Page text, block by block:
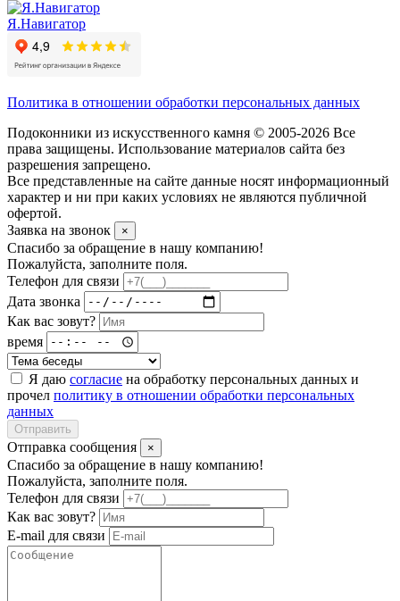
Я.Навигатор
Политика в отношении обработки персональных данных
Подоконники из искусственного камня © 2005-2026 Все
права защищены. Использование материалов сайта без
разрешения запрещено.
Все представленные на сайте данные носят информационный
характер и ни при каких условиях не являются публичной
офертой.
Заявка на звонок
×
Спасибо за обращение в нашу компанию!
Пожалуйста, заполните поля.
Телефон для связи
Дата звонка
Как вас зовут?
время
Я даю согласие на обработку персональных данных и
прочел политику в отношении обработки персональных
данных
Отправить
Отправка сообщения ×
Спасибо за обращение в нашу компанию!
Пожалуйста, заполните поля.
Телефон для связи
Как вас зовут?
E-mail для связи